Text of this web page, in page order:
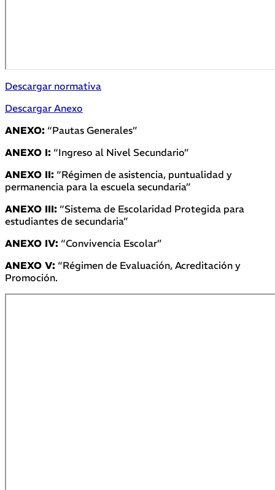
Descargar normativa
Descargar Anexo
ANEXO: “Pautas Generales”
ANEXO I: “Ingreso al Nivel Secundario”
ANEXO II: “Régimen de asistencia, puntualidad y
permanencia para la escuela secundaria”
ANEXO III: “Sistema de Escolaridad Protegida para
estudiantes de secundaria”
ANEXO IV: “Convivencia Escolar”
ANEXO V: “Régimen de Evaluación, Acreditación y
Promoción.